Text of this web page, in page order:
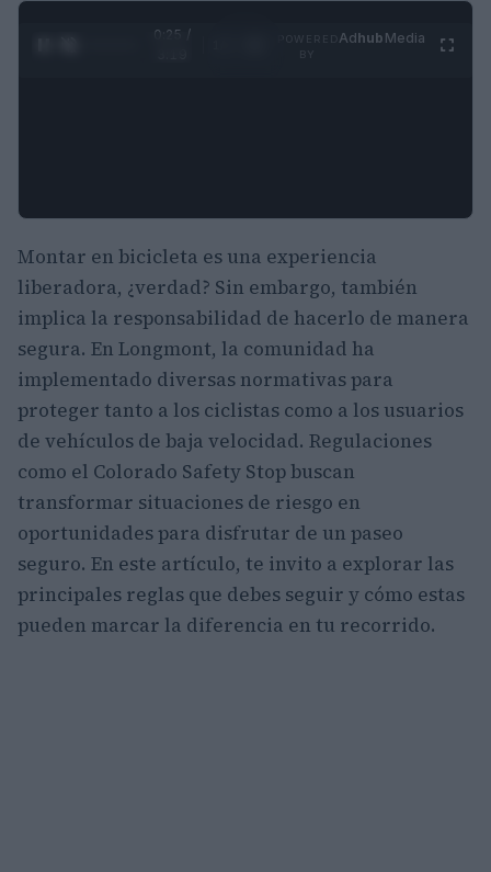
0:26 /
Adhub Media
Montar en bicicleta es una experiencia
liberadora, ¿verdad? Sin embargo, también
implica la responsabilidad de hacerlo de manera
segura. En Longmont, la comunidad ha
implementado diversas normativas para
proteger tanto a los ciclistas como a los usuarios
de vehículos de baja velocidad. Regulaciones
como el Colorado Safety Stop buscan
transformar situaciones de riesgo en
oportunidades para disfrutar de un paseo
seguro. En este artículo, te invito a explorar las
principales reglas que debes seguir y cómo estas
pueden marcar la diferencia en tu recorrido.